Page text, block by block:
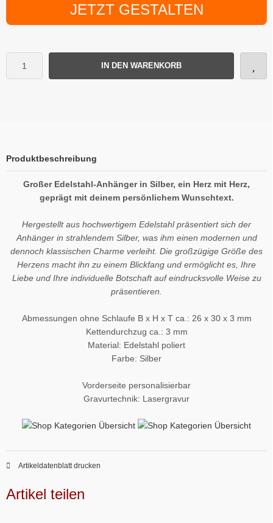
JETZT GESTALTEN
IN DEN WARENKORB
Produktbeschreibung
Großer Edelstahl-Anhänger in Silber, ein Herz mit Herz,
geprägt mit deinem persönlichem Wunschtext.
Hergestellt aus hochwertigem Edelstahl präsentiert sich der
Anhänger in strahlendem Silber, was ihm einen modernen und
dennoch klassischen Charme verleiht. Die großzügige Größe des
Herzens macht ihn zu einem Blickfang und ermöglicht es, Ihre
Liebe und Ihre individuelle Botschaft auf eindrucksvolle Weise zu
präsentieren.
Abmessungen ohne Schlaufe B x H x T ca.: 26 x 30 x 3 mm
Kettendurchzug ca.: 3 mm
Material: Edelstahl poliert
Farbe: Silber
Vorderseite personalisierbar
Gravurtechnik: Lasergravur
Artikeldatenblatt drucken
Artikel teilen